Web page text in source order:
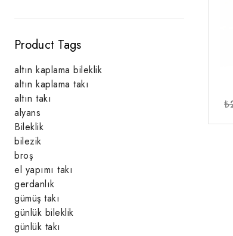
₺
Product Tags
altın kaplama bileklik
altın kaplama takı
altın takı
alyans
Bileklik
bilezik
broş
el yapımı takı
gerdanlık
gümüş takı
günlük bileklik
günlük takı